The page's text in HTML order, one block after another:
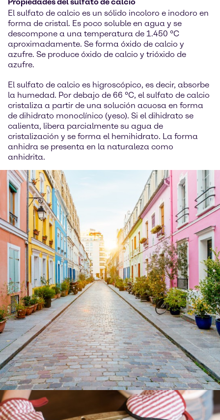
El sulfato de calcio es un sólido incoloro e inodoro en
forma de cristal. Es poco soluble en agua y se
descompone a una temperatura de 1.450 °C
aproximadamente. Se forma óxido de calcio y
azufre. Se produce óxido de calcio y trióxido de
azufre.
El sulfato de calcio es higroscópico, es decir, absorbe
la humedad. Por debajo de 66 °C, el sulfato de calcio
cristaliza a partir de una solución acuosa en forma
de dihidrato monoclínico (yeso). Si el dihidrato se
calienta, libera parcialmente su agua de
cristalización y se forma el hemihidrato. La forma
anhidra se presenta en la naturaleza como
anhidrita.